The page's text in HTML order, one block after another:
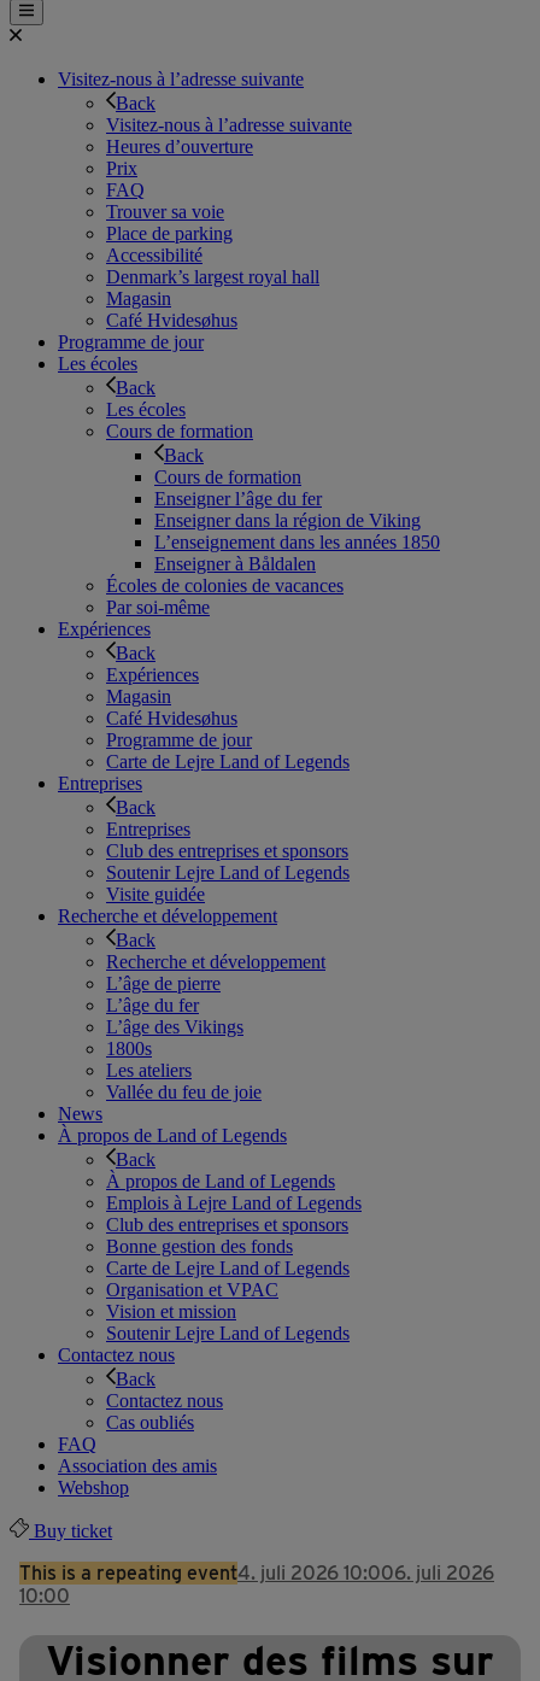
Visitez-nous à l’adresse suivante
Back
Visitez-nous à l’adresse suivante
Heures d’ouverture
Prix
FAQ
Trouver sa voie
Place de parking
Accessibilité
Denmark’s largest royal hall
Magasin
Café Hvidesøhus
Programme de jour
Les écoles
Back
Les écoles
Cours de formation
Back
Cours de formation
Enseigner l’âge du fer
Enseigner dans la région de Viking
L’enseignement dans les années 1850
Enseigner à Båldalen
Écoles de colonies de vacances
Par soi-même
Expériences
Back
Expériences
Magasin
Café Hvidesøhus
Programme de jour
Carte de Lejre Land of Legends
Entreprises
Back
Entreprises
Club des entreprises et sponsors
Soutenir Lejre Land of Legends
Visite guidée
Recherche et développement
Back
Recherche et développement
L’âge de pierre
L’âge du fer
L’âge des Vikings
1800s
Les ateliers
Vallée du feu de joie
News
À propos de Land of Legends
Back
À propos de Land of Legends
Emplois à Lejre Land of Legends
Club des entreprises et sponsors
Bonne gestion des fonds
Carte de Lejre Land of Legends
Organisation et VPAC
Vision et mission
Soutenir Lejre Land of Legends
Contactez nous
Back
Contactez nous
Cas oubliés
FAQ
Association des amis
Webshop
Buy ticket
This is a repeating event4. juli 2026 10:006. juli 2026
10:00
Visionner des films sur